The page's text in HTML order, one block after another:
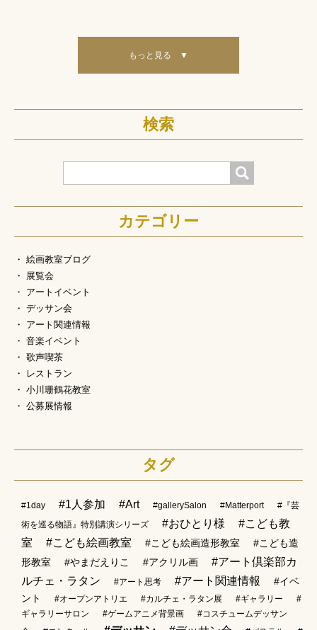
もっと見る ▼
検索
検索
カテゴリー
絵画教室ブログ
展覧会
アートイベント
デッサン会
アート関連情報
音楽イベント
歌声喫茶
レストラン
小川珊鶴花教室
公募展情報
タグ
#1day #1人参加 #Art #gallerySalon #Matterport
#『芸
術を巡る物語』特別講演シリーズ
#おひとり様
#こども教
室
#こども絵画教室 #こども絵画造形教室
#こども造
形教室
#やまだえりこ #アクリル画
#アート倶楽部カ
ルチェ・ラタン
#アート思考 #アート関連情報
#イベ
ント
#オープンアトリエ #カルチェ・ラタン展 #ギャラリー
#
ギャラリーサロン
#ゲームアニメ背景画
#コスチュームデッサン